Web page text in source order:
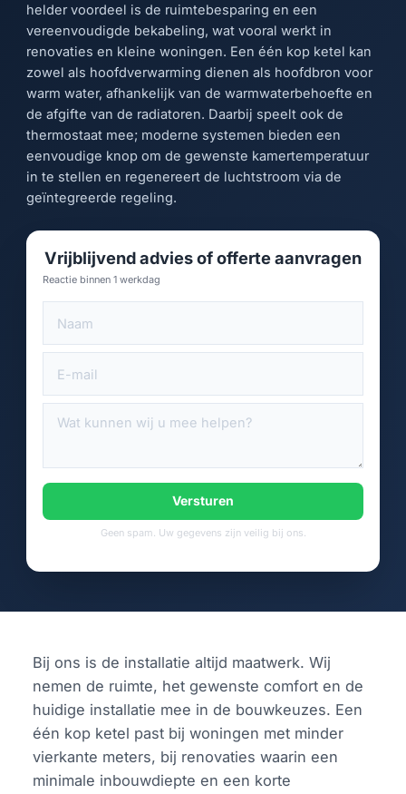
helder voordeel is de ruimtebesparing en een
vereenvoudigde bekabeling, wat vooral werkt in
renovaties en kleine woningen. Een één kop ketel kan
zowel als hoofdverwarming dienen als hoofdbron voor
warm water, afhankelijk van de warmwaterbehoefte en
de afgifte van de radiatoren. Daarbij speelt ook de
thermostaat mee; moderne systemen bieden een
eenvoudige knop om de gewenste kamertemperatuur
in te stellen en regenereert de luchtstroom via de
geïntegreerde regeling.
Vrijblijvend advies of offerte aanvragen
Reactie binnen 1 werkdag
Versturen
Geen spam. Uw gegevens zijn veilig bij ons.
Bij ons is de installatie altijd maatwerk. Wij
nemen de ruimte, het gewenste comfort en de
huidige installatie mee in de bouwkeuzes. Een
één kop ketel past bij woningen met minder
vierkante meters, bij renovaties waarin een
minimale inbouwdiepte en een korte